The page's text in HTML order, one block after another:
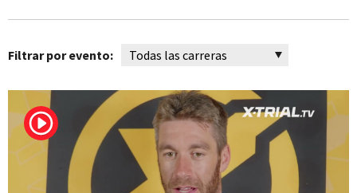
Filtrar por evento: